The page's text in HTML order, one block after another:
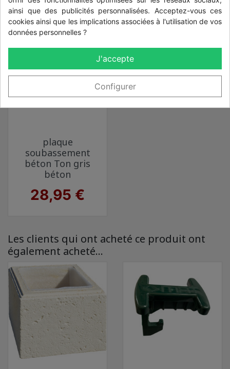
VOUS AIMEREZ AUSSI
plaque
soubassement
béton Ton gris
béton
Prix
28,95 €
Les clients qui ont acheté ce produit ont
également acheté...
ainsi que des publicités personnalisées. Acceptez-vous ces
cookies ainsi que les implications associées à l'utilisation de vos
données personnelles ?
J'accepte
Configurer